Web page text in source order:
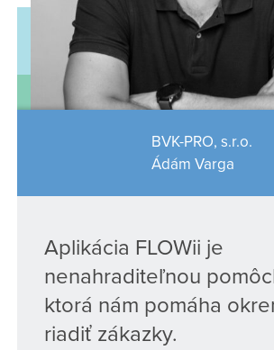
BVK-PRO, s.r.o.
Ádám Varga
Aplikácia FLOWii je
nenahraditeľnou
ktorá nám pomáha
riadiť zákazky.